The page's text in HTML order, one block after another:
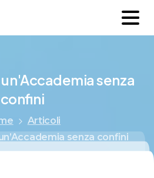
un'Accademiasenza
confini
Articoli
senza confini